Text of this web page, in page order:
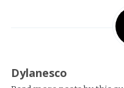
Dylanesco